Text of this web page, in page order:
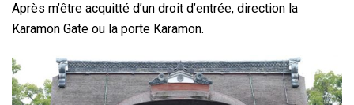
Après m’être acquitté d’un droit d’entrée, direction la
Karamon Gate ou la porte Karamon.